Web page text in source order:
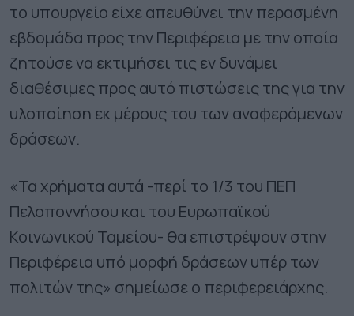
το υπουργείο είχε απευθύνει την περασμένη
εβδομάδα προς την Περιφέρεια με την οποία
ζητούσε να εκτιμήσει τις εν δυνάμει
διαθέσιμες προς αυτό πιστώσεις της για την
υλοποίηση εκ μέρους του των αναφερόμενων
δράσεων.
«Τα χρήματα αυτά -περί το 1/3 του ΠΕΠ
Πελοποννήσου και του Ευρωπαϊκού
Κοινωνικού Ταμείου- θα επιστρέψουν στην
Περιφέρεια υπό μορφή δράσεων υπέρ των
πολιτών της» σημείωσε ο περιφερειάρχης.